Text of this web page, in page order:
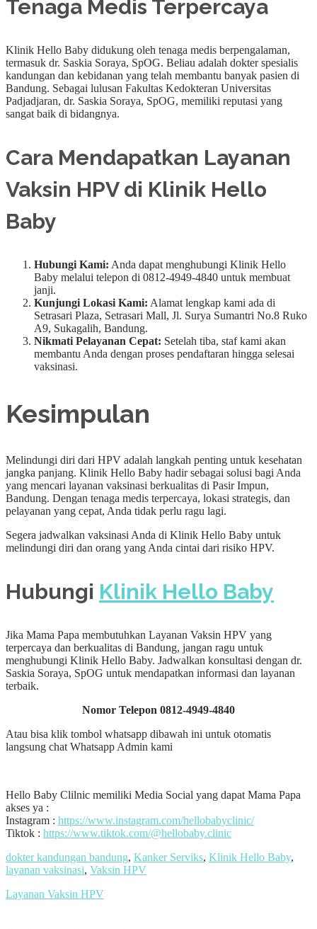
Tenaga Medis Terpercaya
Klinik Hello Baby didukung oleh tenaga medis berpengalaman,
termasuk dr. Saskia Soraya, SpOG. Beliau adalah dokter spesialis
kandungan dan kebidanan yang telah membantu banyak pasien di
Bandung. Sebagai lulusan Fakultas Kedokteran Universitas
Padjadjaran, dr. Saskia Soraya, SpOG, memiliki reputasi yang
sangat baik di bidangnya.
Cara Mendapatkan Layanan
Vaksin HPV di Klinik Hello
Baby
Hubungi Kami: Anda dapat menghubungi Klinik Hello
Baby melalui telepon di 0812-4949-4840 untuk membuat
janji.
Kunjungi Lokasi Kami: Alamat lengkap kami ada di
Setrasari Plaza, Setrasari Mall, Jl. Surya Sumantri No.8 Ruko
A9, Sukagalih, Bandung.
Nikmati Pelayanan Cepat: Setelah tiba, staf kami akan
membantu Anda dengan proses pendaftaran hingga selesai
vaksinasi.
Kesimpulan
Melindungi diri dari HPV adalah langkah penting untuk kesehatan
jangka panjang. Klinik Hello Baby hadir sebagai solusi bagi Anda
yang mencari layanan vaksinasi berkualitas di Pasir Impun,
Bandung. Dengan tenaga medis terpercaya, lokasi strategis, dan
pelayanan yang cepat, Anda tidak perlu ragu lagi.
Segera jadwalkan vaksinasi Anda di Klinik Hello Baby untuk
melindungi diri dan orang yang Anda cintai dari risiko HPV.
Hubungi Klinik Hello Baby
Jika Mama Papa membutuhkan Layanan Vaksin HPV yang
terpercaya dan berkualitas di Bandung, jangan ragu untuk
menghubungi Klinik Hello Baby. Jadwalkan konsultasi dengan dr.
Saskia Soraya, SpOG untuk mendapatkan informasi dan layanan
terbaik.
Nomor Telepon 0812-4949-4840
Atau bisa klik tombol whatsapp dibawah ini untuk otomatis
langsung chat Whatsapp Admin kami
Hello Baby Clilnic memiliki Media Social yang dapat Mama Papa
akses ya :
Instagram : https://www.instagram.com/hellobabyclinic/
Tiktok : https://www.tiktok.com/@hellobaby.clinic
dokter kandungan bandung, Kanker Serviks, Klinik Hello Baby,
layanan vaksinasi, Vaksin HPV
Layanan Vaksin HPV